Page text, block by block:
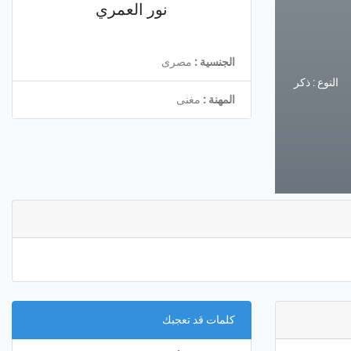
النوع : ذكر
نور العمري
الجنسية : مصرى
المهنة : مغنى
كلمات قد تعجبك